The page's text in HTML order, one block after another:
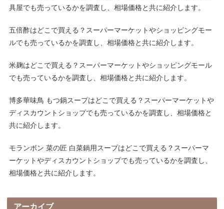
具屋でも売っているかを調査し、相場価格と共に紹介します。
五倍酢はどこで買える？スーパーマーケットやショッピングモー
ルでも売っているかを調査し、相場価格と共に紹介します。
米麹はどこで買える？スーパーマーケットやショッピングモール
でも売っているかを調査し、相場価格と共に紹介します。
博多華味鳥 もつ鍋スープはどこで買える？スーパーマーケットや
ディスカウントショップでも売っているかを調査し、相場価格と
共に紹介します。
モランボン 菜の匠 白菜鍋用スープはどこで買える？スーパーマ
ーケットやディスカウントショップでも売っているかを調査し、
相場価格と共に紹介します。
アーカイブ